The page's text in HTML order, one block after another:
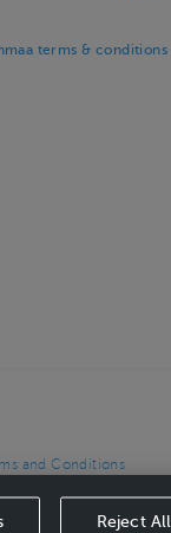
terms & conditions
and Conditions
Reject All